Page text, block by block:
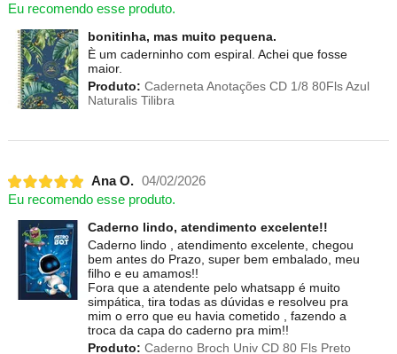
Eu recomendo esse produto.
bonitinha, mas muito pequena.
È um caderninho com espiral. Achei que fosse
maior.
Produto: Caderneta Anotações CD 1/8 80Fls Azul
Naturalis Tilibra
Ana O. 04/02/2026
Eu recomendo esse produto.
Caderno lindo, atendimento excelente!!
Caderno lindo , atendimento excelente, chegou
bem antes do Prazo, super bem embalado, meu
filho e eu amamos!!
Fora que a atendente pelo whatsapp é muito
simpática, tira todas as dúvidas e resolveu pra
mim o erro que eu havia cometido , fazendo a
troca da capa do caderno pra mim!!
Produto: Caderno Broch Univ CD 80 Fls Preto